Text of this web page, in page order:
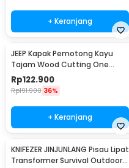
+ Keranjang
JEEP Kapak Pemotong Kayu
Tajam Wood Cutting One
Handed Axe - JP57
Rp122.900
Rp191.900 36%
+ Keranjang
KNIFEZER JINJUNLANG Pisau Lipat
Transformer Survival Outdoor